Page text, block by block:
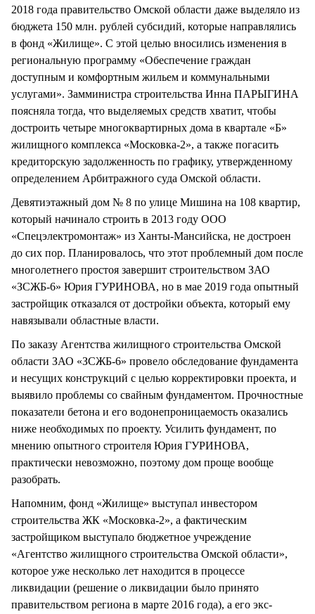
2018 года правительство Омской области даже выделяло из
бюджета 150 млн. рублей субсидий, которые направлялись
в фонд «Жилище». С этой целью вносились изменения в
региональную программу «Обеспечение граждан
доступным и комфортным жильем и коммунальными
услугами». Замминистра строительства Инна ПАРЫГИНА
поясняла тогда, что выделяемых средств хватит, чтобы
достроить четыре многоквартирных дома в квартале «Б»
жилищного комплекса «Московка-2», а также погасить
кредиторскую задолженность по графику, утвержденному
определением Арбитражного суда Омской области.
Девятиэтажный дом № 8 по улице Мишина на 108 квартир,
который начинало строить в 2013 году ООО
«Спецэлектромонтаж» из Ханты-Мансийска, не достроен
до сих пор. Планировалось, что этот проблемный дом после
многолетнего простоя завершит строительством ЗАО
«ЗСЖБ-6» Юрия ГУРИНОВА, но в мае 2019 года опытный
застройщик отказался от достройки объекта, который ему
навязывали областные власти.
По заказу Агентства жилищного строительства Омской
области ЗАО «ЗСЖБ-6» провело обследование фундамента
и несущих конструкций с целью корректировки проекта, и
выявило проблемы со свайным фундаментом. Прочностные
показатели бетона и его водонепроницаемость оказались
ниже необходимых по проекту. Усилить фундамент, по
мнению опытного строителя Юрия ГУРИНОВА,
практически невозможно, поэтому дом проще вообще
разобрать.
Напомним, фонд «Жилище» выступал инвестором
строительства ЖК «Московка-2», а фактическим
застройщиком выступало бюджетное учреждение
«Агентство жилищного строительства Омской области»,
которое уже несколько лет находится в процессе
ликвидации (решение о ликвидации было принято
правительством региона в марте 2016 года), а его экс-